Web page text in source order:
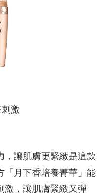
激
，讓肌膚更緊緻是這款
「月下香培養菁華」能
激，讓肌膚緊緻又彈